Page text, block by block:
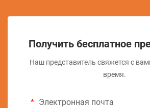
Получить бесплатное
Наш представитель свяжется с
время.
Электронная почта